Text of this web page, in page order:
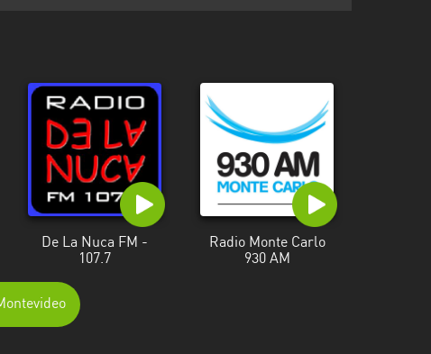
De La Nuca FM -
107.7
Radio Monte Carlo
930 AM